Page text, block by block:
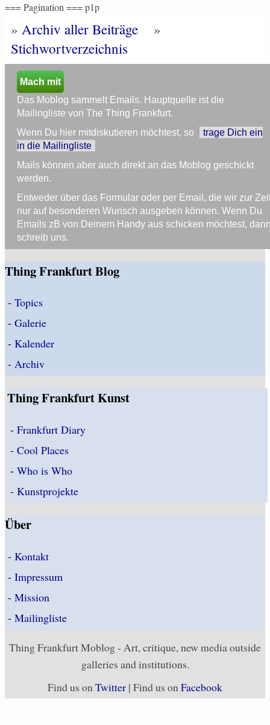
=== Pagination === p1p
» Archiv aller Beiträge
»
Stichwortverzeichnis
Mach mit
Das Moblog sammelt Emails. Hauptquelle ist die
Mailingliste von The Thing Frankfurt.
Wenn Du hier mitdiskutieren möchtest, so
trage Dich ein
in die Mailingliste
Mails können aber auch direkt an das Moblog geschickt
werden.
Entweder über das Formular oder per Email, die wir zur
nur auf besonderen Wunsch ausgeben können. Wenn Du
Emails zB von Deinem Handy aus schicken möchtest,
schreib uns.
Thing Frankfurt Blog
- Topics
- Galerie
- Kalender
- Archiv
Thing Frankfurt Kunst
-Frankfurt Diary
-Cool Places
-Who is Who
-Kunstprojekte
Über
- Kontakt
- Impressum
- Mission
- Mailingliste
Thing Frankfurt Moblog - Art, critique, new media outside
galleries and institutions.
Find us onTwitter | Find us onFacebook